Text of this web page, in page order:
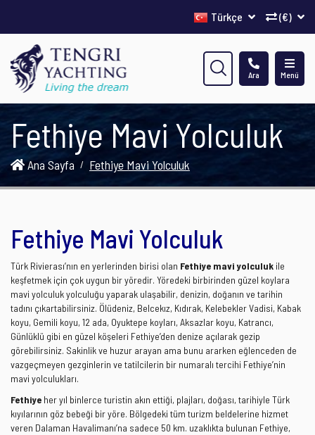
(€)
Türkçe
Menü
Ara
Fethiye Mavi Yolculuk
Ana Sayfa Fethiye Mavi Yolculuk
Fethiye Mavi Yolculuk
Türk Rivierası’nın en yerlerinden birisi olan Fethiye mavi yolculuk ile
keşfetmek için çok uygun bir yöredir. Yöredeki birbirinden güzel koylara
mavi yolculuk yolculuğu yaparak ulaşabilir, denizin, doğanın ve tarihin
tadını çıkartabilirsiniz. Ölüdeniz, Belcekız, Kıdırak, Kelebekler Vadisi, Kabak
koyu, Gemili koyu, 12 ada, Oyuktepe koyları, Aksazlar koyu, Katrancı,
Günlüklü gibi en güzel köşeleri Fethiye’den denize açılarak gezip
görebilirsiniz. Sakinlik ve huzur arayan ama bunu ararken eğlenceden de
vazgeçmeyen gezginlerin ve tatilcilerin bir numaralı tercihi Fethiye’nin
mavi yolculukları.
Fethiye her yıl binlerce turistin akın ettiği, plajları, doğası, tarihiyle Türk
kıyılarının göz bebeği bir yöre. Bölgedeki tüm turizm beldelerine hizmet
veren Dalaman Havalimanı’na sadece 50 km. uzaklıkta bulunan Fethiye,